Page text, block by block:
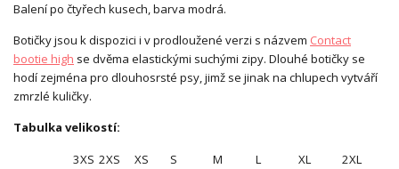
Balení po čtyřech kusech, barva modrá.
Botičky jsou k dispozici i v prodloužené verzi s názvem Contact
bootie high se dvěma elastickými suchými zipy. Dlouhé botičky se
hodí zejména pro dlouhosrsté psy, jimž se jinak na chlupech vytváří
zmrzlé kuličky.
Tabulka velikostí:
3XS 2XS XS S M L XL
2XL